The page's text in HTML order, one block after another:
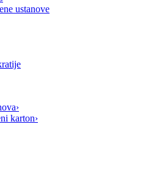
ustanove
›
karton›